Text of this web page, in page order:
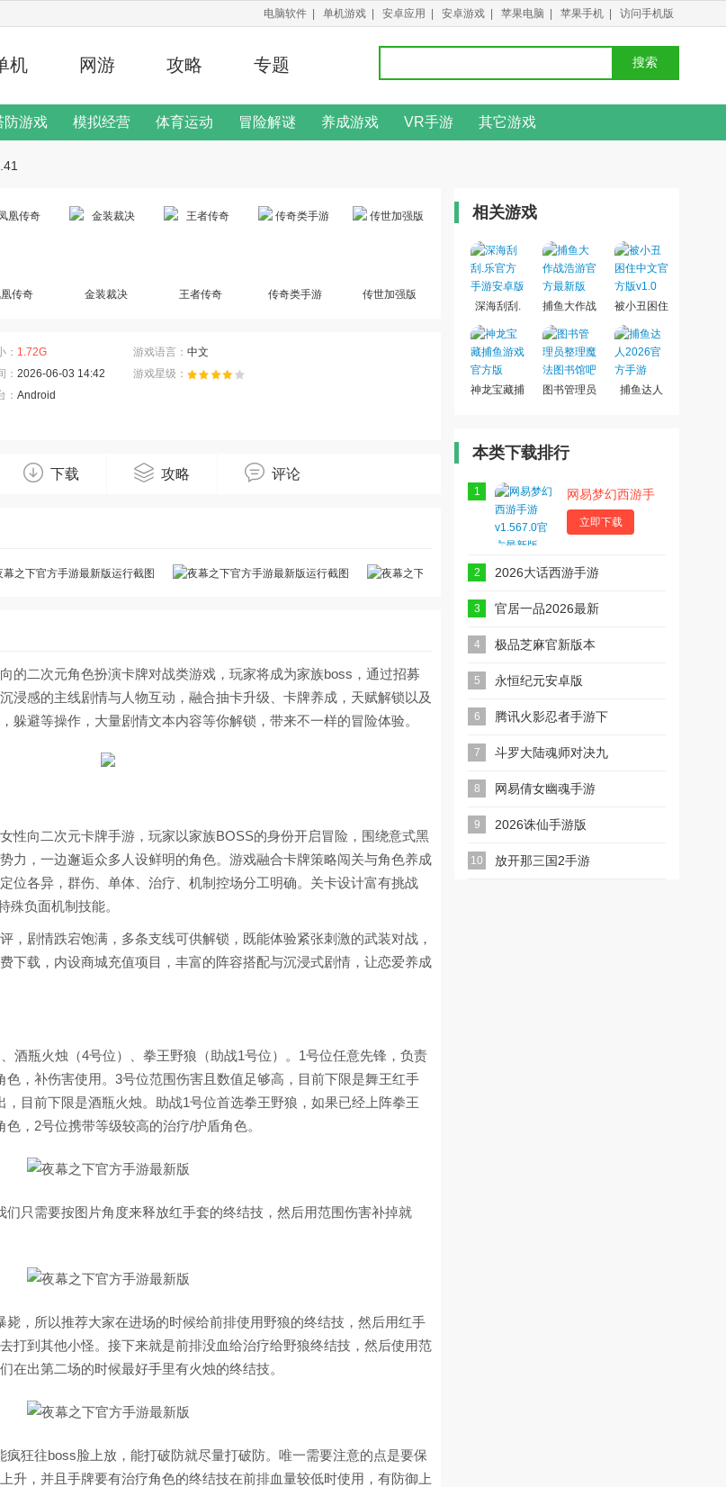
电脑软件 单机游戏 安卓应用 安卓游戏 苹果电脑 苹果手机 访问手机版
机 网游 攻略 专题 搜索
防游戏 模拟经营 体育运动 冒险解谜 养成游戏 VR手游 其它游戏
传奇 金装裁决 王者传奇 传奇类手游 传世加强版
： 1.72G 游戏语言： 中文
： 2026-06-03 14:42
游戏星级：
： Android
下载 攻略 评论
的二次元角色扮演卡牌对战类游戏，玩家将成为家族boss，通过招募
浸感的主线剧情与人物互动，融合抽卡升级、卡牌养成，天赋解锁以及
躲避等操作，大量剧情文本内容等你解锁，带来不一样的冒险体验。
性向二次元卡牌手游，玩家以家族BOSS的身份开启冒险，围绕意式黑
力，一边邂逅众多人设鲜明的角色。游戏融合卡牌策略闯关与角色养成
位各异，群伤、单体、治疗、机制控场分工明确。关卡设计富有挑战
殊负面机制技能。
，剧情跌宕饱满，多条支线可供解锁，既能体验紧张刺激的武装对战，
下载，内设商城充值项目，丰富的阵容搭配与沉浸式剧情，让恋爱养成
酒瓶火烛（4号位）、拳王野狼（助战1号位）。1号位任意先锋，负责
色，补伤害使用。3号位范围伤害且数值足够高，目前下限是舞王红手
目前下限是酒瓶火烛。助战1号位首选拳王野狼，如果已经上阵拳王
，2号位携带等级较高的治疗/护盾角色。
们只需要按图片角度来释放红手套的终结技，然后用范围伤害补掉就
，所以推荐大家在进场的时候给前排使用野狼的终结技，然后用红手
打到其他小怪。接下来就是前排没血给治疗给野狼终结技，然后使用范
在出第二场的时候最好手里有火烛的终结技。
狂往boss脸上放，能打破防就尽量打破防。唯一需要注意的点是要保
升，并且手牌要有治疗角色的终结技在前排血量较低时使用，有防御上
相关游戏
深海刮刮.
安卓版
捕鱼大作战
新版
被小丑困住
神龙宝藏捕
图书管理员
捕鱼达人
本类下载排行
1
网易梦幻西游手
游
立即下载
2 2026大话西游手游
安卓版
3 官居一品2026最新
版
4 极品芝麻官新版本
5 永恒纪元安卓版
6 腾讯火影忍者手游下
载2026最新版
7 斗罗大陆魂师对决九
游版
8 网易倩女幽魂手游
9 2026诛仙手游版
10 放开那三国2手游